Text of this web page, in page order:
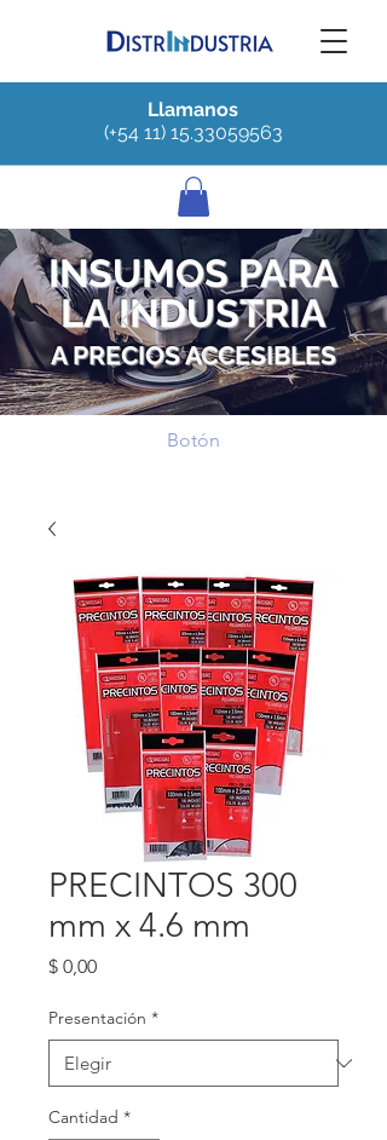
Llamanos
(+54 11) 15.33059563
INSUMOS PARA
LA INDUSTRIA
A PRECIOS ACCESIBLES
Botón
PRECINTOS 300
mm x 4.6 mm
$ 0,00Precio
Presentación *
Cantidad *